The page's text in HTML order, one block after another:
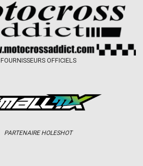
FOURNISSEURS OFFICIELS
PARTENAIRE HOLESHOT